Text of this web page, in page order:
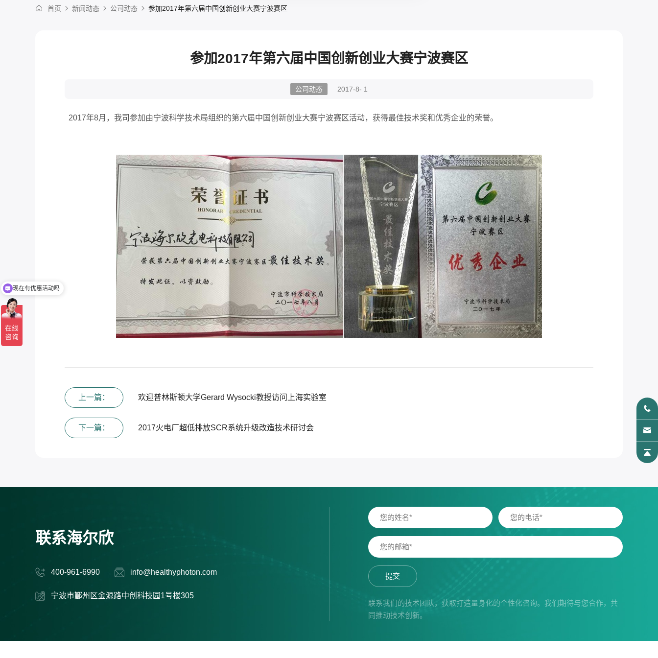
首页 新闻动态 公司动态 参加2017年第六届中国创新创业大赛宁波赛区
参加2017年第六届中国创新创业大赛宁波赛区
公司动态 2017-8- 1
2017年8月，我司参加由宁波科学技术局组织的第六届中国创新创业大赛宁波赛区活动，获得最佳技术奖和优秀企业的荣誉。
上一篇： 欢迎普林斯顿大学Gerard Wysocki教授访问上海实验室
下一篇： 2017火电厂超低排放SCR系统升级改造技术研讨会
联系海尔欣
400-961-6990 info@healthyphoton.com
宁波市鄞州区金源路中创科技园1号楼305
提交
联系我们的技术团队，获取打造量身化的个性化咨询。我们期待与您合作，共
同推动技术创新。
可以介绍下你们的产品么